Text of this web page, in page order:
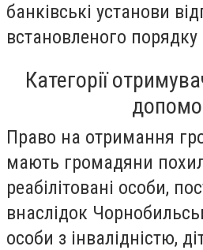
банківські установи
встановленого
Категорії
Право на отримання
мають громадяни
реабілітовані особи,
внаслідок
особи з інвалідністю,